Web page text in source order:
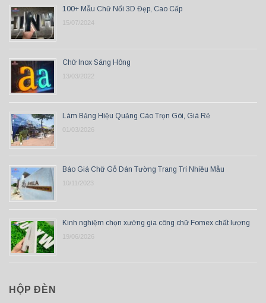
100+ Mẫu Chữ Nổi 3D Đẹp, Cao Cấp
15/07/2024
Chữ Inox Sáng Hông
13/03/2022
Làm Bảng Hiệu Quảng Cáo Trọn Gói, Giá Rẻ
01/03/2026
Báo Giá Chữ Gỗ Dán Tường Trang Trí Nhiều Mẫu
10/11/2023
Kinh nghiệm chọn xưởng gia công chữ Fomex chất lượng
19/06/2026
HỘP ĐÈN